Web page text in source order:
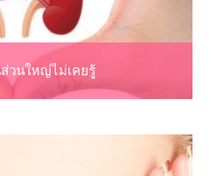
วนใหญ่ไม่เคยรู้